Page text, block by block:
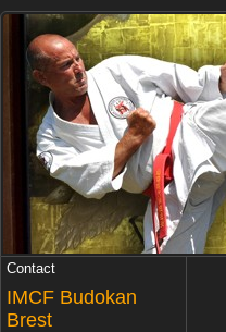
Contact
IMCF Budokan
Brest